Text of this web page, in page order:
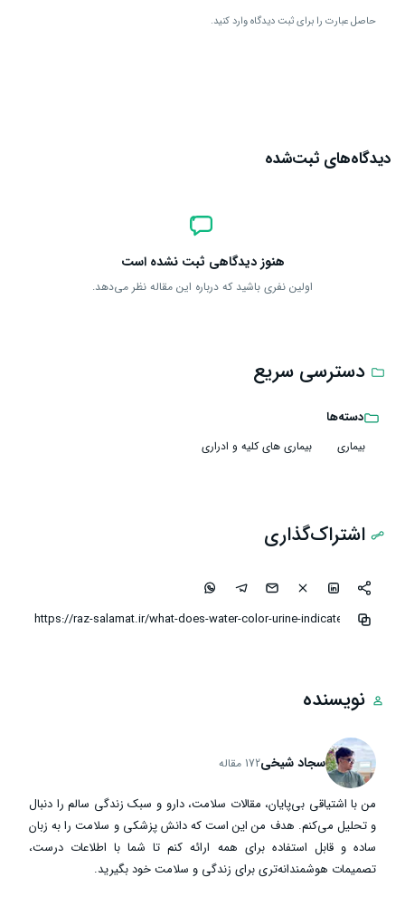
حاصل عبارت را برای ثبت دیدگاه وارد کنید.
دیدگاه‌های ثبت‌شده
هنوز دیدگاهی ثبت نشده است
اولین نفری باشید که درباره این مقاله نظر می‌دهد.
دسترسی سریع
دسته‌ها
بیماری بیماری‌ های کلیه و ادراری
اشتراک‌گذاری
نویسنده
سجاد شیخی172 مقاله
من با اشتیاقی بی‌پایان، مقالات سلامت، دارو و سبک زندگی سالم را دنبال
و تحلیل می‌کنم. هدف من این است که دانش پزشکی و سلامت را به زبان
ساده و قابل استفاده برای همه ارائه کنم تا شما با اطلاعات درست،
تصمیمات هوشمندانه‌تری برای زندگی و سلامت خود بگیرید.